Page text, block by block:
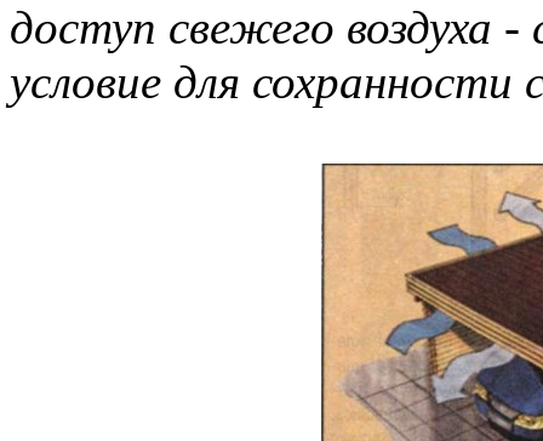
доступ свежего воздуха
условие для сохранности